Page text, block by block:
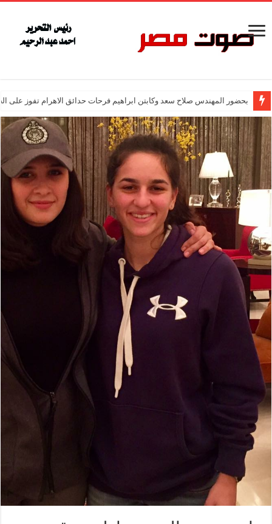
بحضور المهندس صلاح سعد وكابتن ابراهيم فرحات حدائق الاهرام تفوز على